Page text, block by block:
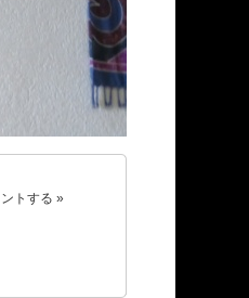
トする »